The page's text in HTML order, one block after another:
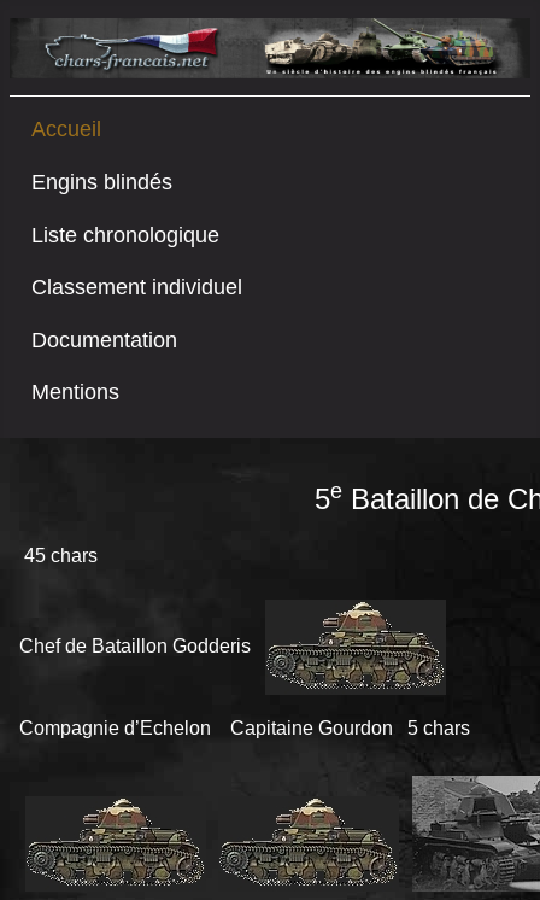
Accueil
Engins blindés
Liste chronologique
Classement individuel
Documentation
Mentions
5e Bataillon de
45 chars
Chef de Bataillon Godderis
Compagnie d’Echelon Capitaine Gourdon 5 chars